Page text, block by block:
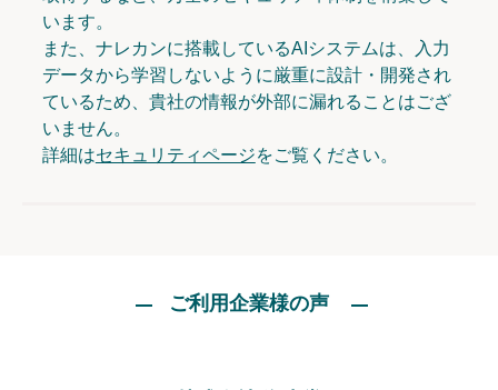
います。
また、ナレカンに搭載しているAIシステムは、入力
データから学習しないように厳重に設計・開発され
ているため、貴社の情報が外部に漏れることはござ
いません。
詳細はセキュリティページをご覧ください。
ご利用企業様の声